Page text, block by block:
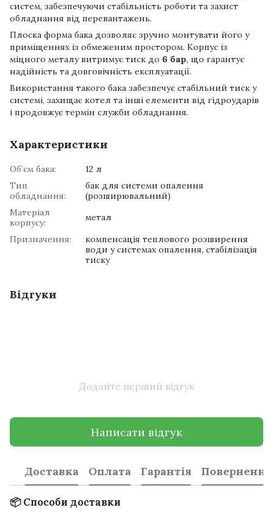
систем, забезпечуючи стабільність роботи та захист
обладнання від перевантажень.
Плоска форма бака дозволяє зручно монтувати його у
приміщеннях із обмеженим простором. Корпус із
міцного металу витримує тиск до 6 бар, що гарантує
надійність та довговічність експлуатації.
Використання такого бака забезпечує стабільний тиск у
системі, захищає котел та інші елементи від гідроударів
і продовжує термін служби обладнання.
Характеристики
Об’єм бака:
12 л
Тип
обладнання:
бак для системи опалення
(розширювальний)
Матеріал
корпусу:
метал
Призначення:
компенсація теплового розширення
води у системах опалення, стабілізація
тиску
Відгуки
Додайте перший відгук
Написати відгук
Доставка Оплата Гарантія Повернення
📦 Способи доставки